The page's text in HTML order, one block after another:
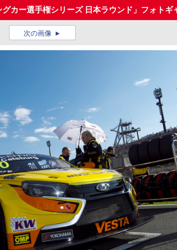
グカー選手権シリーズ 日本ラウンド」フォトギ
次の画像